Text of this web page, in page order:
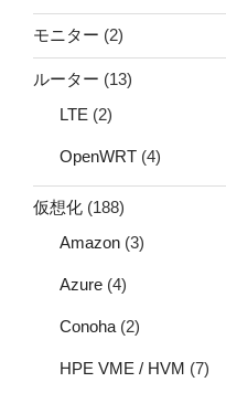
モニター (2)
ルーター (13)
LTE (2)
OpenWRT (4)
仮想化 (188)
Amazon (3)
Azure (4)
Conoha (2)
HPE VME / HVM (7)